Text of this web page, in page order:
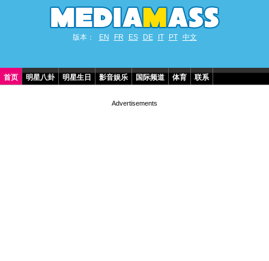
版本： EN FR ES DE IT PT 中文
首页 明星八卦 明星生日 影音娱乐 国际频道 体育 联系